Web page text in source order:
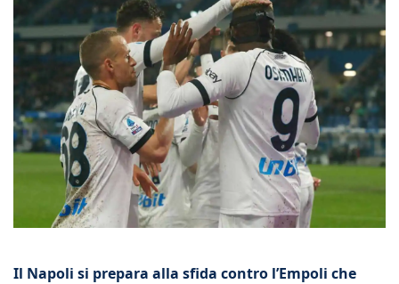
Il Napoli si prepara alla sfida contro l’Empoli che